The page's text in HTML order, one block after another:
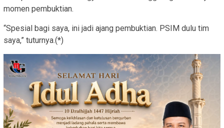
momen pembuktian.
“Spesial bagi saya, ini jadi ajang pembuktian. PSIM dulu tim
saya,” tuturnya.(*)